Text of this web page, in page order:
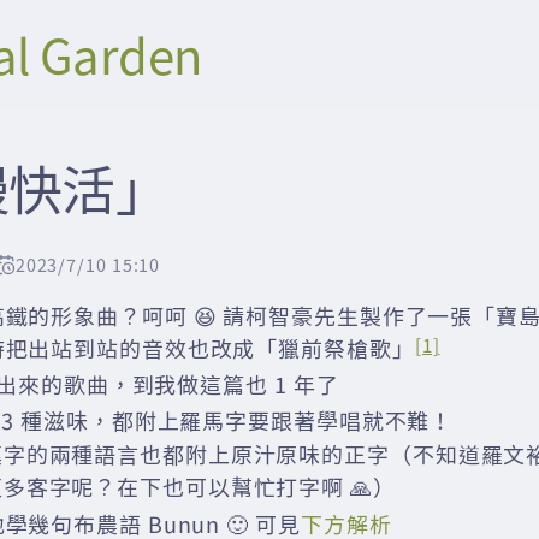
Garden
活」
2023/7/10 15:10
的形象曲？呵呵 😆 請柯智豪先生製作了一張「寶
出站到站的音效也改成「獵前祭槍歌」[1]
來的歌曲，到我做這篇也 1 年了
種滋味，都附上羅馬字要跟著學唱就不難！
的兩種語言也都附上原汁原味的正字（不知道羅文
客字呢？在下也可以幫忙打字啊 🙏）
幾句布農語 Bunun 🙂 可見下方解析